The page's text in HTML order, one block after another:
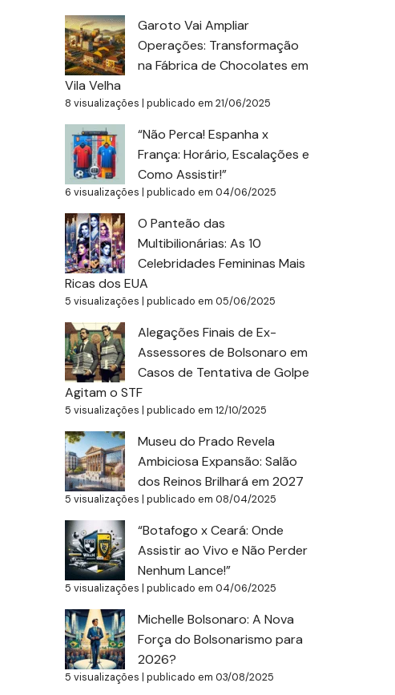
Garoto Vai Ampliar
Operações: Transformação
na Fábrica de Chocolates em
Vila Velha
8 visualizações | publicado em 21/06/2025
“Não Perca! Espanha x
França: Horário, Escalações e
Como Assistir!”
6 visualizações | publicado em 04/06/2025
O Panteão das
Multibilionárias: As 10
Celebridades Femininas Mais
Ricas dos EUA
5 visualizações | publicado em 05/06/2025
Alegações Finais de Ex-
Assessores de Bolsonaro em
Casos de Tentativa de Golpe
Agitam o STF
5 visualizações | publicado em 12/10/2025
Museu do Prado Revela
Ambiciosa Expansão: Salão
dos Reinos Brilhará em 2027
5 visualizações | publicado em 08/04/2025
“Botafogo x Ceará: Onde
Assistir ao Vivo e Não Perder
Nenhum Lance!”
5 visualizações | publicado em 04/06/2025
Michelle Bolsonaro: A Nova
Força do Bolsonarismo para
2026?
5 visualizações | publicado em 03/08/2025